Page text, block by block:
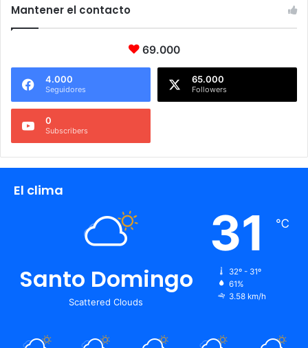
Mantener el contacto
69.000
4.000
Seguidores
65.000
Followers
0
Subscribers
El clima
Santo Domingo
Scattered Clouds
31 ℃
32º - 31º
61%
3.58 km/h